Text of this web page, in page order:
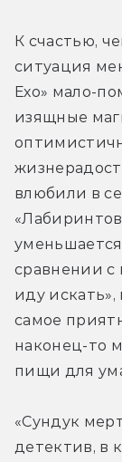
К счастью,
ситуация
Ехо» мало-
изящные
влюбили в
сравнении
иду
самое
наконец-то
пищи для
«Сундук
детектив, в